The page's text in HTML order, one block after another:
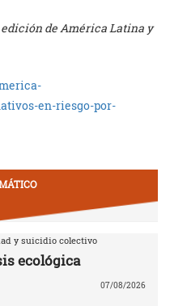
de América Latina y
en-riesgo-por-
y suicidio colectivo
ecológica
07/08/2026